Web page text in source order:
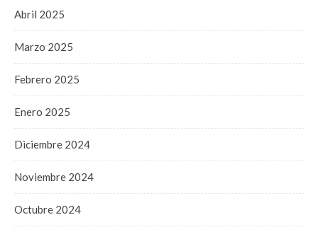
Abril 2025
Marzo 2025
Febrero 2025
Enero 2025
Diciembre 2024
Noviembre 2024
Octubre 2024